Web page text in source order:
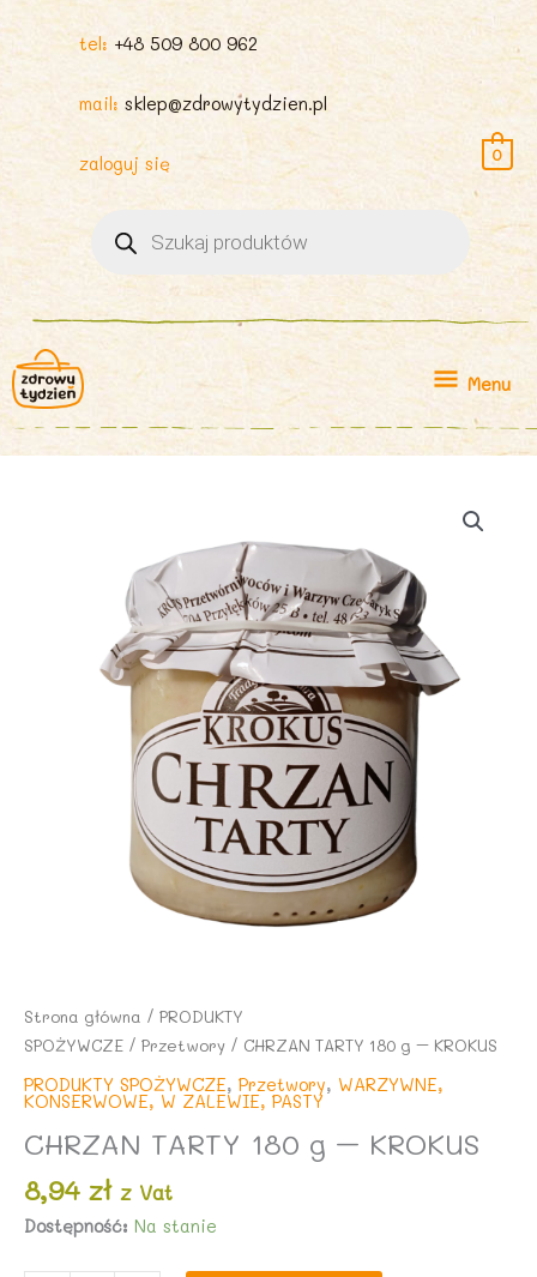
tel: +48 509 800 962
mail: sklep@zdrowytydzien.pl
zaloguj się
produktów
0
Menu
Menu
Strona główna / PRODUKTY
SPOŻYWCZE / Przetwory / CHRZAN TARTY 180 g – KROKUS
PRODUKTY SPOŻYWCZE, Przetwory, WARZYWNE,
KONSERWOWE, W ZALEWIE, PASTY
CHRZAN TARTY 180 g – KROKUS
8,94 zł z Vat
Dostępność: Na stanie